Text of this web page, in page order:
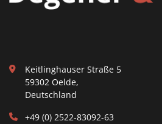
Keitlinghauser Straße 5
59302 Oelde,
Deutschland
+49 (0) 2522-83092-63